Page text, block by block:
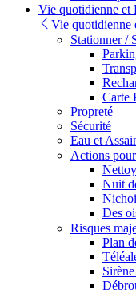
Vie quotidienne et
Vie quotidienne
Stationner /
Carte
Propreté
Sécurité
Eau et
Actions
Nuit
Des
Risques
Plan